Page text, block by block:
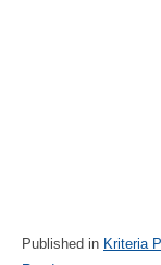
Published in Kriteria